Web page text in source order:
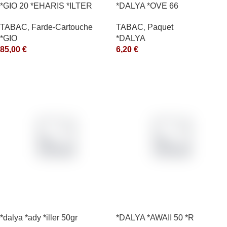
*GIO 20 *EHARIS *ILTER
TABAC, Farde-Cartouche
*GIO
85,00 €
*DALYA *OVE 66
TABAC, Paquet
*DALYA
6,20 €
*dalya *ady *iller 50gr *DALYA *AWAII 50 *R